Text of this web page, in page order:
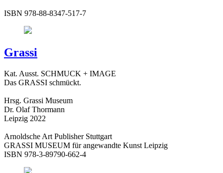
ISBN 978-88-8347-517-7
Grassi
Kat. Ausst. SCHMUCK + IMAGE
Das GRASSI schmückt.
Hrsg. Grassi Museum
Dr. Olaf Thormann
Leipzig 2022
Arnoldsche Art Publisher Stuttgart
GRASSI MUSEUM für angewandte Kunst Leipzig
ISBN 978-3-89790-662-4